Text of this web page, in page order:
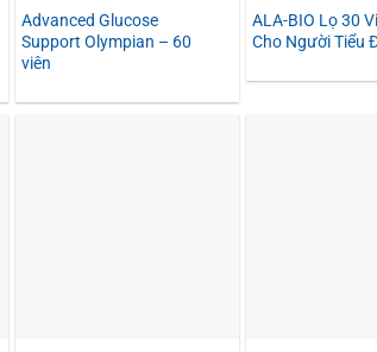
Advanced Glucose
Support Olympian – 60
viên
ALA-BIO Lọ 30
Cho Người Tiểu